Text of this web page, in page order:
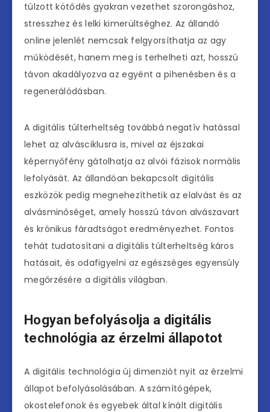
túlzott kötődés gyakran vezethet szorongáshoz,
stresszhez és lelki kimerültséghez. Az állandó
online jelenlét nemcsak felgyorsíthatja az agy
működését, hanem meg is terhelheti azt, hosszú
távon akadályozva az egyént a pihenésben és a
regenerálódásban.
A digitális túlterheltség továbbá negatív hatással
lehet az alvásciklusra is, mivel az éjszakai
képernyőfény gátolhatja az alvói fázisok normális
lefolyását. Az állandóan bekapcsolt digitális
eszközök pedig megnehezíthetik az elalvást és az
alvásminőséget, amely hosszú távon alvászavart
és krónikus fáradtságot eredményezhet. Fontos
tehát tudatosítani a digitális túlterheltség káros
hatásait, és odafigyelni az egészséges egyensúly
megőrzésére a digitális világban.
Hogyan befolyásolja a digitális
technológia az érzelmi állapotot
A digitális technológia új dimenziót nyit az érzelmi
állapot befolyásolásában. A számítógépek,
okostelefonok és egyebek által kínált digitális